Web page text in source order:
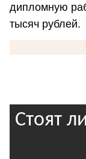
дипломную
тысяч рублей.